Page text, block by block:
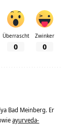
Überrascht
0
Zwinker
0
Bad Meinberg. Er
ayurveda-